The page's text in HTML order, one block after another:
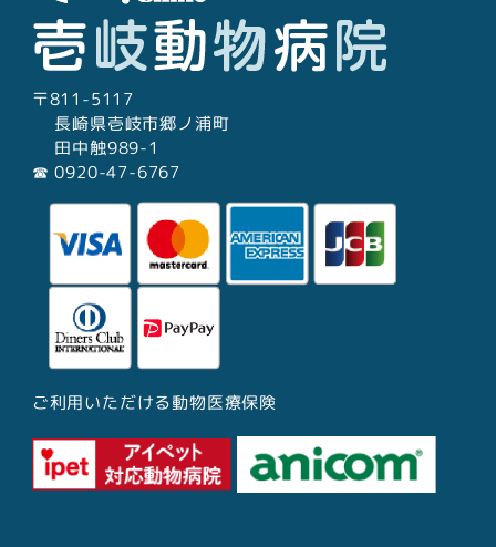
〒811-5117
長崎県壱岐市郷ノ浦町
田中触989-1
☎︎ 0920-47-6767
ご利用いただける動物医療保険